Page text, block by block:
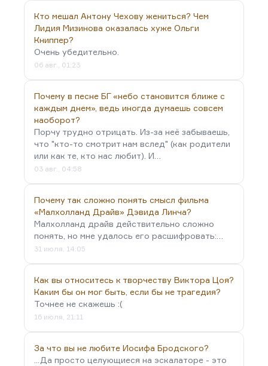
свой максимум. Он человек не простой, но очень
доброжелательный, щедрый и феноменально
одаренный. Я очень Кортнева люблю: и песни
его, и поведение, и музыку, и все.
Но Богушевская, как мне кажется, когда она была
под его влиянием и в его орбите, выпустила
«Книгу песен», и это замечательный альбом.
Правда,…
Кто мешал Антону Чехову жениться? Чем
Лидия Мизинова оказалась хуже Ольги
Книппер?
Очень убедительно.
06 авг., 01:23
Почему в песне БГ «небо становится ближе с
каждым днем», ведь иногда думаешь совсем
наоборот?
Порчу трудно отрицать. Из-за неё забываешь,
что "кто-то смотрит нам вслед" (как родители
или как те, кто нас любит). И…
03 авг., 04:58
Почему так сложно понять смысл фильма
«Малхолланд Драйв» Дэвида Линча?
Малхолланд драйв действительно сложно
понять, но мне удалось его расшифровать:…
31 июля, 14:05
Как вы относитесь к творчеству Виктора Цоя?
Каким бы он мог быть, если бы не трагедия?
Точнее не скажешь :(
16 июля, 21:11
За что вы не любите Иосифа Бродского?
...Да просто целующиеся на эскалаторе - это